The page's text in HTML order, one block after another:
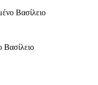
Βασίλειο